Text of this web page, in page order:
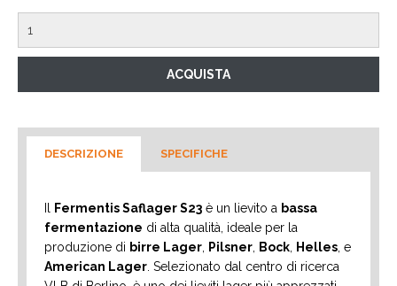
DESCRIZIONE SPECIFICHE
Fermentis Saflager S23 è un lievito a bassa
fermentazione di alta qualità, ideale per la
produzione di birre Lager Pilsner Bock Helles , e
American Lager . Selezionato dal centro di ricerca